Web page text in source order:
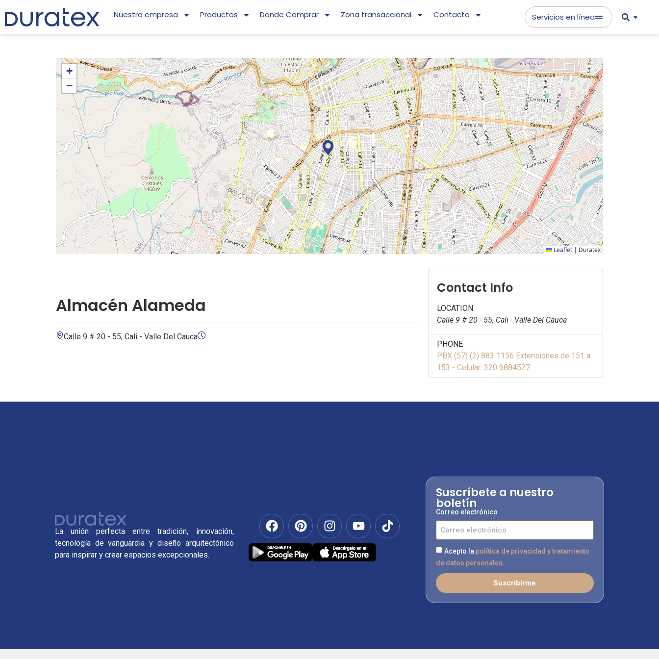
Nuestra empresa Productos Donde Comprar Zona transaccional Contacto Servicios en línea
+
−
Leaflet | Duratex
Almacén Alameda
Calle 9 # 20 - 55, Cali - Valle Del Cauca
Contact Info
LOCATION
Calle 9 # 20 - 55, Cali - Valle Del Cauca
PHONE
PBX (57) (2) 883 1156 Extensiones de 151 a
153 - Celular: 320 6884527
La unión perfecta entre tradición, innovación,
tecnología de vanguardia y diseño arquitectónico
para inspirar y crear espacios excepcionales.
Suscríbete a nuestro
boletín
Correo electrónico
Acepto la política de privacidad y tratamiento
de datos personales.
Suscribirme